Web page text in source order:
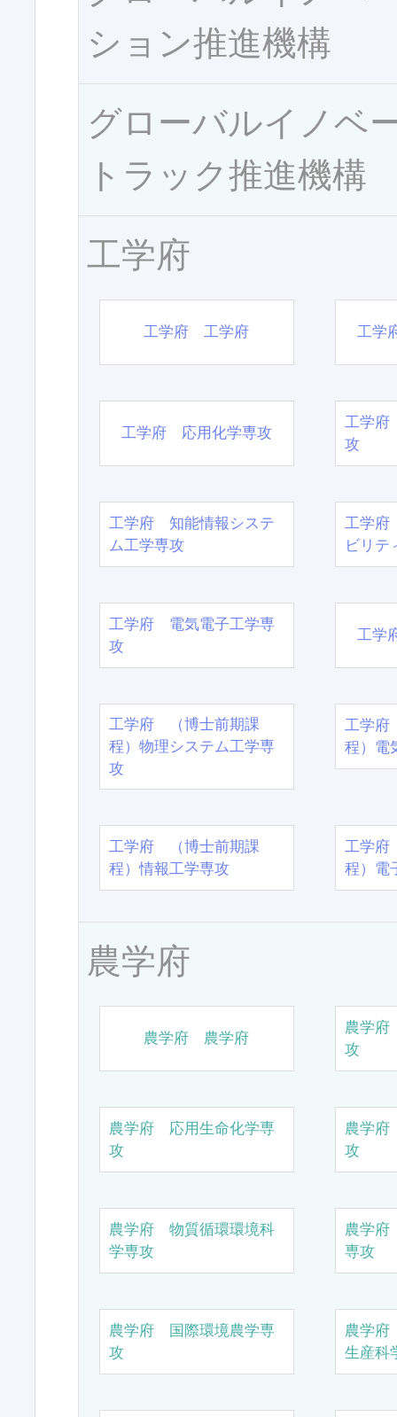
ション推進機構
グローバルイノベ
トラック推進機構
工学府
工学府 工学府 工学
工学府 応用化学専攻
工学府
攻
工学府 知能情報システ
ム工学専攻
工学府
ビリテ
工学府 電気電子工学専
攻
工学
工学府 （博士前期課
程）物理システム工学専
攻
工学
程）電
工学府 （博士前期課
程）情報工学専攻
工学
程）電
農学府
農学府 農学府
農学
攻
農学府 応用生命化学専
攻
農学
攻
農学府 物質循環環境科
学専攻
農学
専攻
農学府 国際環境農学専
攻
農学
生産科